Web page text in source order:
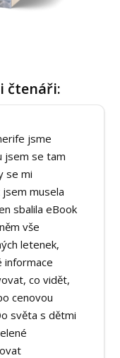
čtenáři:
jsme
jsem se tam
se mi
musela
sbalila eBook
vše
letenek,
informace
co vidět,
cenovou
světa s dětmi